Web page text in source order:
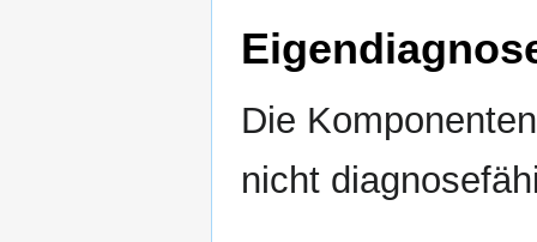
Die
nicht